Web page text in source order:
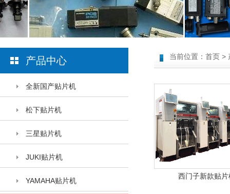
产品中心
全新国产贴片机
松下贴片机
三星贴片机
JUKI贴片机
YAMAHA贴片机
当前位置： 首页 >
西门子新款贴片